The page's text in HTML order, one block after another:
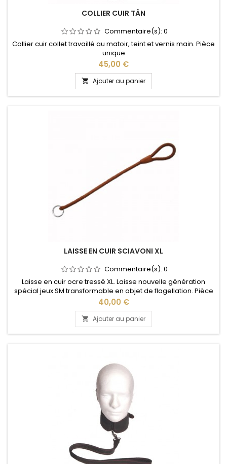
COLLIER CUIR TÂN
Commentaire(s): 0
Collier cuir collet travaillé au matoir, teint et vernis main. Pièce
unique
Prix
45,00 €
 Ajouter au panier
LAISSE EN CUIR SCIAVONI XL
Commentaire(s): 0
Laisse en cuir ocre tressé XL. Laisse nouvelle génération
spécial jeux SM transformable en objet de flagellation. Pièce
unique
Prix
40,00 €
 Ajouter au panier